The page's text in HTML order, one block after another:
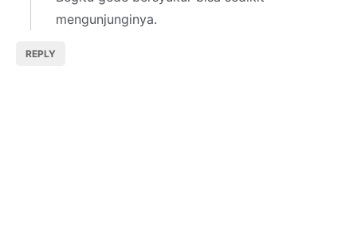
mengunjunginya.
REPLY